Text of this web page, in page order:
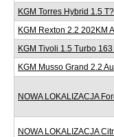
KGM Torres Hybrid 1.5
KGM Rexton 2.2 202KM
KGM Tivoli 1.5 Turbo 163
KGM Musso Grand 2.2
NOWA LOKALIZACJA
NOWA LOKALIZACJA